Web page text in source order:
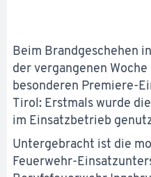
Beim Brandgeschehen
der vergangenen Woche
besonderen Premiere-
Tirol: Erstmals wurde
im Einsatzbetrieb
Untergebracht ist die
Feuerwehr-